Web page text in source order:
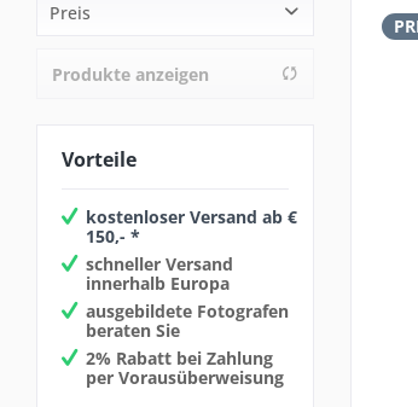
Preis
bis
Produkte anzeigen
Vorteile
kostenloser Versand ab €
150,- *
schneller Versand
innerhalb Europa
ausgebildete Fotografen
beraten Sie
2% Rabatt bei Zahlung
per Vorausüberweisung